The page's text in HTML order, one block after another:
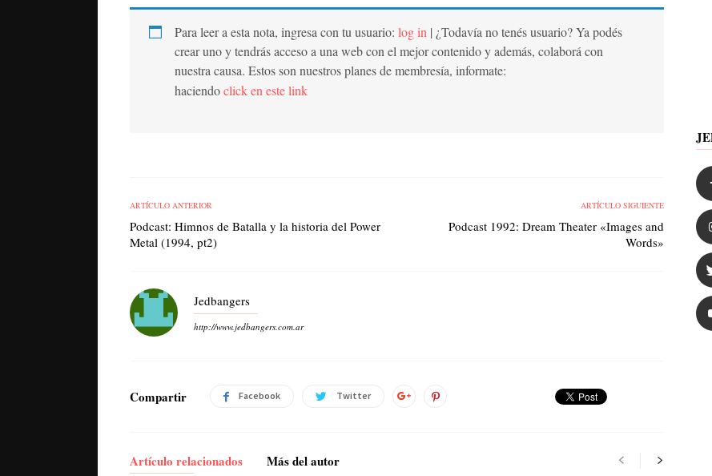
Para leer a esta nota, ingresa con tu usuario: log in | ¿Todavía no tenés usuario? Ya podés
crear uno y tendrás acceso a una web con el mejor contenido y además, colaborá con
nuestra causa. Estos son nuestros planes de membresía, informate:
haciendoclick en este link
ARTÍCULO ANTERIOR
Podcast: Himnos de Batalla y la historia del Power
Metal (1994, pt2)
ARTÍCULO SIGUIENTE
Podcast 1992: Dream Theater «Images and
Words»
Jedbangers
http://www.jedbangers.com.ar
Compartir Facebook Twitter
Artículo relacionados Más del autor